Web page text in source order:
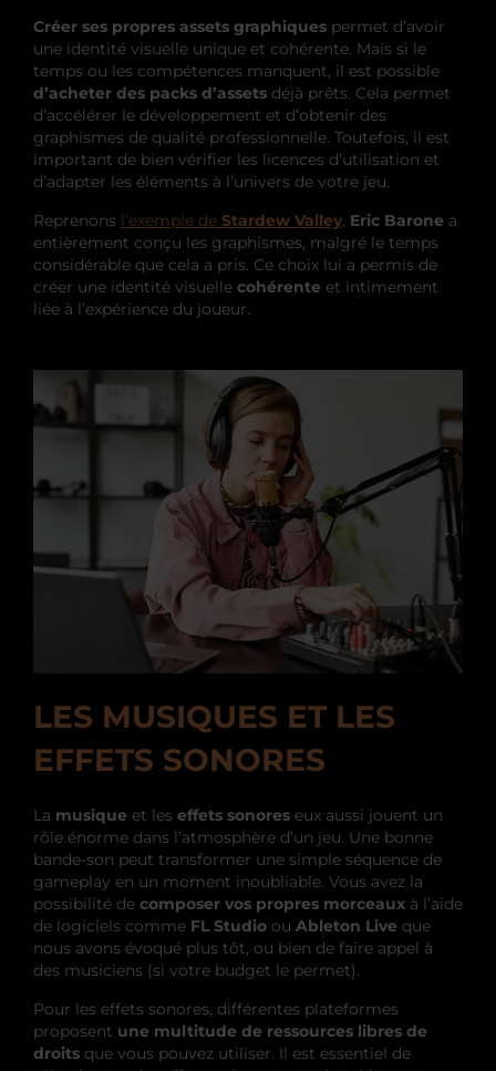
Créer ses propres assets graphiques permet d’avoir
une identité visuelle unique et cohérente. Mais si le
temps ou les compétences manquent, il est possible
d’acheter des packs d’assets déjà prêts. Cela permet
d’accélérer le développement et d’obtenir des
graphismes de qualité professionnelle. Toutefois, il est
important de bien vérifier les licences d’utilisation et
d’adapter les éléments à l’univers de votre jeu.
Reprenons l’exemple de Stardew Valley. Eric Barone a
entièrement conçu les graphismes, malgré le temps
considérable que cela a pris. Ce choix lui a permis de
créer une identité visuelle cohérente et intimement
liée à l’expérience du joueur.
LES MUSIQUES ET LES
EFFETS SONORES
La musique et les effets sonores eux aussi jouent un
rôle énorme dans l’atmosphère d’un jeu. Une bonne
bande-son peut transformer une simple séquence de
gameplay en un moment inoubliable. Vous avez la
possibilité de composer vos propres morceaux à l’aide
de logiciels comme FL Studio ou Ableton Live que
nous avons évoqué plus tôt, ou bien de faire appel à
des musiciens (si votre budget le permet).
Pour les effets sonores, différentes plateformes
proposent une multitude de ressources libres de
droits que vous pouvez utiliser. Il est essentiel de